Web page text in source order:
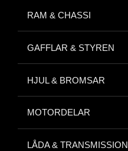
RAM & CHASSI
GAFFLAR & STYREN
HJUL & BROMSAR
MOTORDELAR
LÅDA & TRANSMISSION